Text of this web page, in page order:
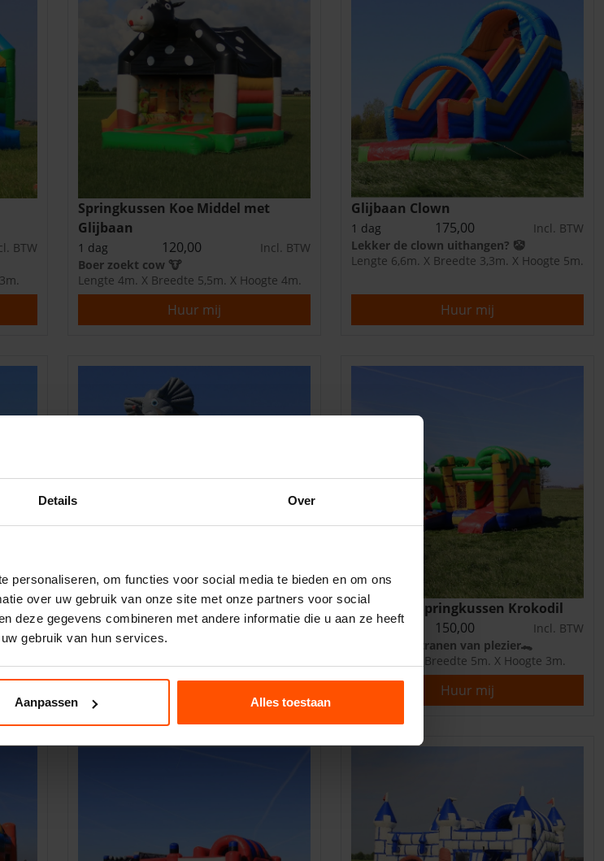
Details Over
personaliseren, om functies voor social media te bieden en om ons
over uw gebruik van onze site met onze partners voor social
deze gegevens combineren met andere informatie die u aan ze heeft
gebruik van hun services.
Aanpassen Alles toestaan
BTW
Springkussen Koe Middel met
Glijbaan
1 dag 120,00
Incl. BTW
Boer zoekt cow 🐮
Lengte 4m. X Breedte 5,5m. X Hoogte 4m.
Huur mij
Glijbaan Clown
1 dag 175,00
Incl. BTW
Lekker de clown uithangen? 🤡
Lengte 6,6m. X Breedte 3,3m. X Hoogte 5m.
Huur mij
BTW
Springkussen Olifant met glijbaan
1 dag 150,00
Incl. BTW
Ik zie geen olifant in de kamer 🐘
Multiplay Springkussen Krokodil
1 dag 150,00
Incl. BTW
Krokodillen tranen van plezier🐊
Lengte 5m. X Breedte 5m. X Hoogte 3m.
Huur mij